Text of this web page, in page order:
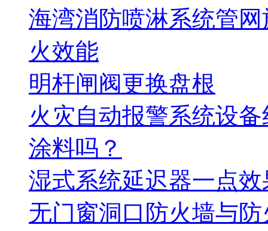
海湾消防喷淋系统管
火效能
明杆闸阀更换盘根
火灾自动报警系统设
涂料吗？
湿式系统延迟器一点
无门窗洞口防火墙与